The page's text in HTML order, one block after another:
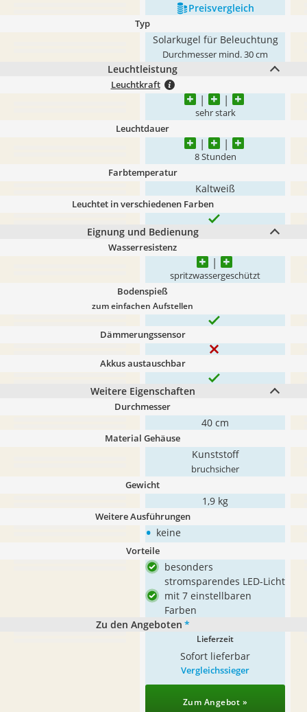
Preis­vergleich
Typ
Solarkugel für Beleuchtung
Durchmesser mind. 30 cm
Leuchtleistung
Leuchtkraft
sehr stark
Leuchtdauer
8 Stunden
Farbtemperatur
Kaltweiß
Leuchtet in verschiedenen Farben
Eignung und Bedienung
Wasserresistenz
spritzwassergeschützt
Bodenspieß
zum einfachen Aufstellen
Dämmerungssensor
Akkus austauschbar
Weitere Eigenschaften
Durchmesser
40 cm
Material Gehäuse
Kunststoff
bruchsicher
Gewicht
1,9 kg
Weitere Ausführungen
• keine
Vorteile
besonders
stromsparendes LED-Licht
mit 7 einstellbaren
Farben
Zu den Angeboten *
Lieferzeit
Sofort lieferbar
Vergleichssieger
Zum Angebot »